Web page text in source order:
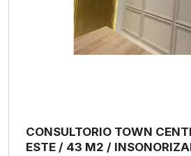
CONSULTORIO TOWN
ESTE / 43 M2 /